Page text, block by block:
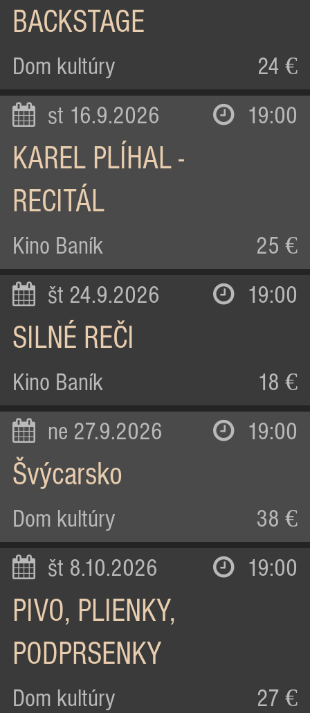
BACKSTAGE
Dom kultúry 24 €
st 16.9.2026 19:00
KAREL PLÍHAL -
RECITÁL
Kino Baník 25 €
št 24.9.2026 19:00
SILNÉ REČI
Kino Baník 18 €
ne 27.9.2026 19:00
Švýcarsko
Dom kultúry 38 €
št 8.10.2026 19:00
PIVO, PLIENKY,
PODPRSENKY
Dom kultúry 27 €